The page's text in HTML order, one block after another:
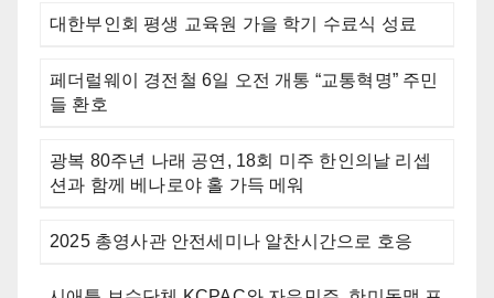
대한부인회 평생 교육원 가을 학기 수료식 성료
페더럴웨이 경전철 6일 오전 개통 “교통혁명” 주민
들 환호
광복 80주년 나래 공연, 18회 미주 한인의날 리셉
션과 함께 베나로야 홀 가득 메워
2025 총영사관 안전세미나 알찬시간으로 호응